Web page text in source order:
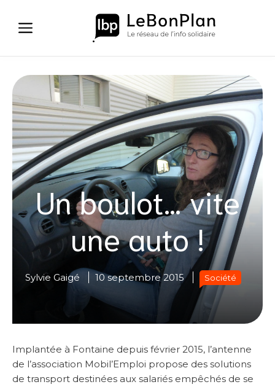
contenu
Un boulot… vite
une auto !
Sylvie Gaigé 10 septembre 2015 Société
Implantée à Fontaine depuis février 2015, l’antenne
de l’association Mobil’Emploi propose des solutions
de transport destinées aux salariés empêchés de se